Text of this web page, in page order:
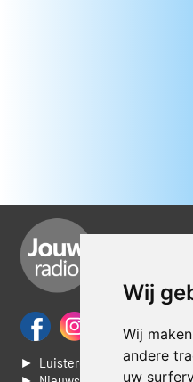
Wij
Wij
andere
uw
► Luisteren naar Jouwradio